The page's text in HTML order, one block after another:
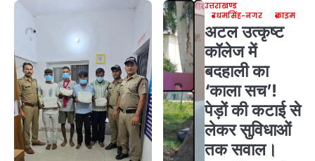
उत्तराखण्ड
उधमसिंह-नगर
क्राइम
अटल उत्कृष्ट
कॉलेज में
बदहाली का
‘काला सच’!
पेड़ों की कटाई से
लेकर सुविधाओं
तक सवाल।